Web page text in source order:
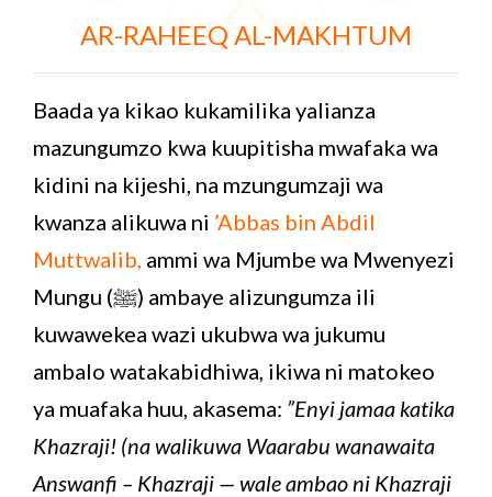
AR-RAHEEQ AL-MAKHTUM
Baada ya kikao kukamilika yalianza
mazungumzo kwa kuupitisha mwafaka wa
kidini na kijeshi, na mzungumzaji wa
kwanza alikuwa ni ’Abbas bin Abdil
Muttwalib, ammi wa Mjumbe wa Mwenyezi
Mungu (ﷺ) ambaye alizungumza ili
kuwawekea wazi ukubwa wa jukumu
ambalo watakabidhiwa, ikiwa ni matokeo
ya muafaka huu, akasema: ”Enyi jamaa katika
Khazraji! (na walikuwa Waarabu wanawaita
Answanfi – Khazraji — wale ambao ni Khazraji